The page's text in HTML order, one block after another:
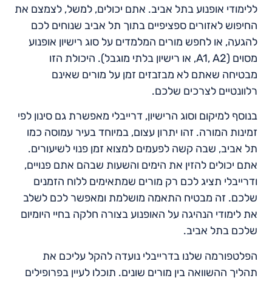
ללימודי אופנוע בתל אביב. אתם יכולים, למשל, לצמצם את
החיפוש לאזורים ספציפיים בתוך תל אביב שנוחים לכם
להגעה, או לחפש מורים המלמדים על סוג רישיון אופנוע
מסוים (A1, A2, או רישיון בלתי מוגבל). היכולת הזו
מבטיחה שאתם לא מבזבזים זמן על מורים שאינם
רלוונטיים לצרכים שלכם.
בנוסף למיקום וסוג הרישיון, דרייבלי מאפשרת גם סינון לפי
זמינות המורה. זהו יתרון עצום, במיוחד בעיר עמוסה כמו
תל אביב, שבה קשה לפעמים למצוא זמן פנוי לשיעורים.
אתם יכולים להזין את הימים והשעות שבהם אתם פנויים,
ודרייבלי תציג לכם רק מורים שמתאימים ללוח הזמנים
שלכם. זה מבטיח התאמה מושלמת ומאפשר לכם לשלב
את לימודי הנהיגה על האופנוע בצורה חלקה בחיי היומיום
שלכם בתל אביב.
הפלטפורמה שלנו בדרייבלי נועדה להקל עליכם את
תהליך ההשוואה בין מורים שונים. תוכלו לעיין בפרופילים